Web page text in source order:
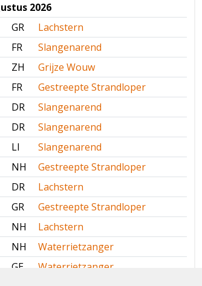
2026
GR
Lachstern
FR
Slangenarend
ZH
Grijze Wouw
FR
Gestreepte Strandloper
DR
Slangenarend
DR
Slangenarend
LI
Slangenarend
NH
Gestreepte Strandloper
DR
Lachstern
GR
Gestreepte Strandloper
NH
Lachstern
NH
Waterrietzanger
GE
Waterrietzanger